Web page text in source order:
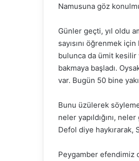
Namusuna göz
Günler geçti, yıl oldu
sayısını öğrenmek
bulunca da ümit kesilir
bakmaya başladı.
var. Bugün 50 bine
Bunu üzülerek
neler yapıldığını,
Defol diye haykırarak,
Peygamber efendimiz